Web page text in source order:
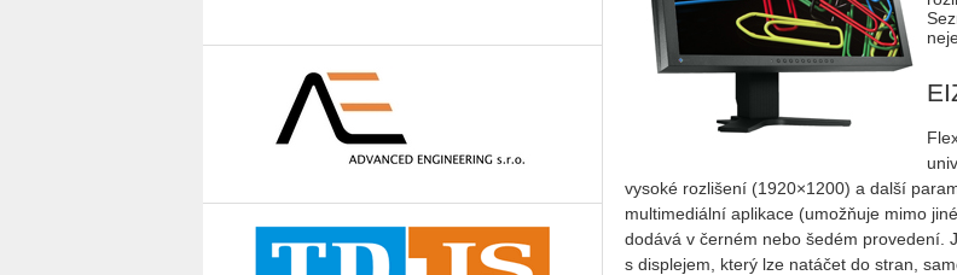
vysoké rozlišení (1920×1200) a další
multimediální aplikace (umožňuje mimo
dodává v černém nebo šedém provedení.
s displejem, který lze natáčet do stran,